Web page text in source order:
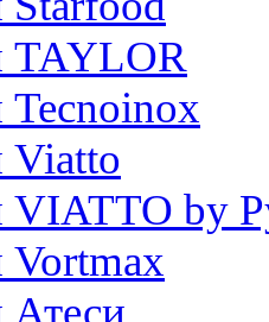
TAYLOR
Tecnoinox
Viatto
VIATTO by
Vortmax
Атеси